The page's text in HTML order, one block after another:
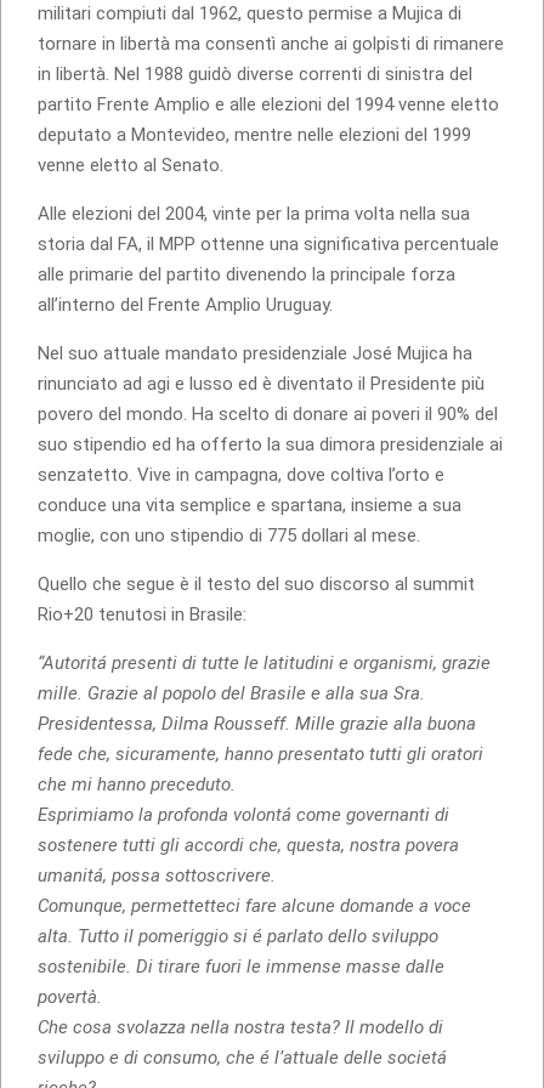
militari compiuti dal 1962, questo permise a Mujica di
tornare in libertà ma consentì anche ai golpisti di rimanere
in libertà. Nel 1988 guidò diverse correnti di sinistra del
partito Frente Amplio e alle elezioni del 1994 venne eletto
deputato a Montevideo, mentre nelle elezioni del 1999
venne eletto al Senato.
Alle elezioni del 2004, vinte per la prima volta nella sua
storia dal FA, il MPP ottenne una significativa percentuale
alle primarie del partito divenendo la principale forza
all’interno del Frente Amplio Uruguay.
Nel suo attuale mandato presidenziale José Mujica ha
rinunciato ad agi e lusso ed è diventato il Presidente più
povero del mondo. Ha scelto di donare ai poveri il 90% del
suo stipendio ed ha offerto la sua dimora presidenziale ai
senzatetto. Vive in campagna, dove coltiva l’orto e
conduce una vita semplice e spartana, insieme a sua
moglie, con uno stipendio di 775 dollari al mese.
Quello che segue è il testo del suo discorso al summit
Rio+20 tenutosi in Brasile:
“Autoritá presenti di tutte le latitudini e organismi, grazie
mille. Grazie al popolo del Brasile e alla sua Sra.
Presidentessa, Dilma Rousseff. Mille grazie alla buona
fede che, sicuramente, hanno presentato tutti gli oratori
che mi hanno preceduto.
Esprimiamo la profonda volontá come governanti di
sostenere tutti gli accordi che, questa, nostra povera
umanitá, possa sottoscrivere.
Comunque, permettetteci fare alcune domande a voce
alta. Tutto il pomeriggio si é parlato dello sviluppo
sostenibile. Di tirare fuori le immense masse dalle
povertà.
Che cosa svolazza nella nostra testa? Il modello di
sviluppo e di consumo, che é l’attuale delle societá